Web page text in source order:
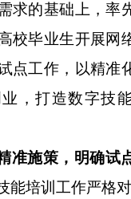
求的基础上，率
校毕业生开展网
点工作， 以精准
，打造数字技
准施策，明确试
能培训 工作严格